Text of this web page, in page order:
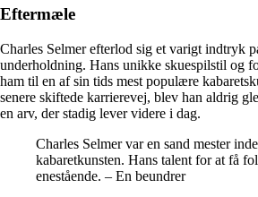
Eftermæle
Charles Selmer efterlod sig et varigt indtryk
underholdning. Hans unikke skuespilstil og
ham til en af sin tids mest populære
senere skiftede karrierevej, blev han aldrig
en arv, der stadig lever videre i dag.
Charles Selmer var en sand mester
kabaretkunsten. Hans talent for at få
enestående. – En beundrer